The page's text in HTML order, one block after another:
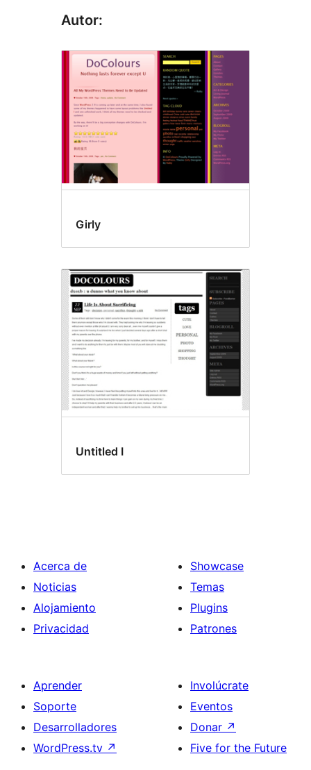
Autor:
Girly
Untitled I
Acerca de
Noticias
Alojamiento
Privacidad
Showcase
Temas
Plugins
Patrones
Aprender
Soporte
Desarrolladores
WordPress.tv ↗
Involúcrate
Eventos
Donar ↗
Five for the Future